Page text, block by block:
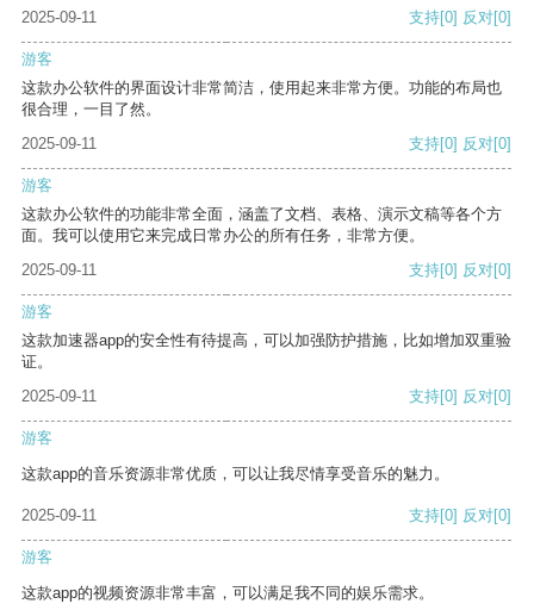
2025-09-11 支持[0] 反对[0]
游客
这款办公软件的界面设计非常简洁，使用起来非常方便。功能的布局也
很合理，一目了然。
2025-09-11
支持[0] 反对[0]
游客
这款办公软件的功能非常全面，涵盖了文档、表格、演示文稿等各个方
面。我可以使用它来完成日常办公的所有任务，非常方便。
2025-09-11
支持[0] 反对[0]
游客
这款加速器app的安全性有待提高，可以加强防护措施，比如增加双重验
证。
2025-09-11
支持[0] 反对[0]
游客
这款app的音乐资源非常优质，可以让我尽情享受音乐的魅力。
2025-09-11 支持[0] 反对[0]
游客
这款app的视频资源非常丰富，可以满足我不同的娱乐需求。